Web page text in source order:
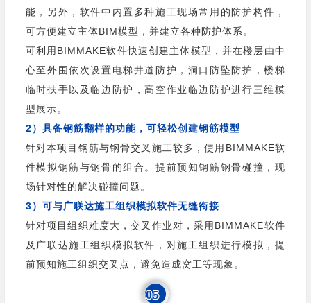
能，另外，软件中内置多种施工现场常用的防护构件，
可方便建立主体BIM模型，并建立各种防护体系。
可利用BIMMAKE软件快速创建主体模型，并在楼层由中
心至外围依次设置电梯井道防护，洞口防坠防护，楼梯
临时扶手以及临边防护，高空作业临边防护进行三维模
型展示。
2）具备钢筋翻样的功能，可轻松创建钢筋模型
针对本项目钢筋与钢骨交叉施工较多，使用BIMMAKE软
件模拟钢筋与钢骨的组合。提前预知钢筋钢骨碰撞，现
场针对性的解决碰撞问题。
3）可与广联达施工组织模拟软件无缝衔接
针对项目组织难度大，交叉作业对，采用BIMMAKE软件
及广联达施工组织模拟软件，对施工组织进行模拟，提
前预知施工组织交叉点，避免造成窝工等现象。
05